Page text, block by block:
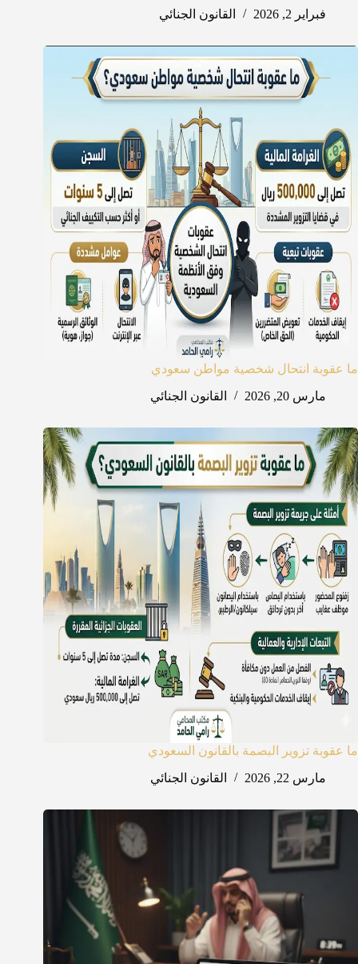
فبراير 2, 2026 القانون الجنائي
ما عقوبة انتحال شخصية مواطن سعودي
مارس 20, 2026
القانون الجنائي
ما عقوبة تزوير البصمة بالقانون السعودي
مارس 22, 2026
القانون الجنائي